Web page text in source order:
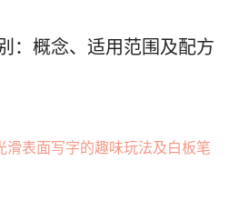
：概念、适用范围及配方